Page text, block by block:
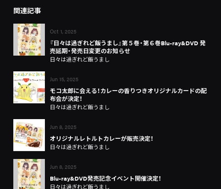
関連記事
Oct 1, 2025
『日々は過ぎれど飯うまし』第５巻・第６巻Blu-ray&DVD 発
売延期・発売日変更のお知らせ
日々は過ぎれど飯うまし
Jun 15, 2025
モコ太郎に会える！カレーの香りつきオリジナルカードの配
布会が決定！
日々は過ぎれど飯うまし
Jun 8, 2025
オリジナルレトルトカレーが販売決定！
日々は過ぎれど飯うまし
Jun 8, 2025
Blu-ray&DVD発売記念イベント開催決定！
日々は過ぎれど飯うまし